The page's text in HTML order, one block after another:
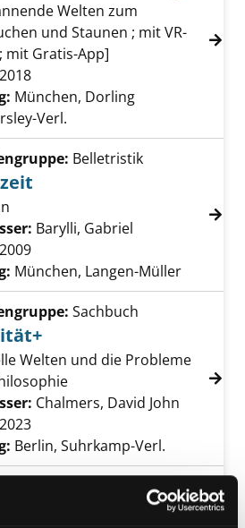
Details von Alles über Virtual
Welten zum
und Staunen ; mit VR-
mit Gratis-App]
nach diesem Verfasser
2018
München, Dorling
Verl.
Details von Echtzeit anzeigen
Belletristik
Barylli, Gabriel
2009
München, Langen-Müller
Details von Realität+ anzeigen
Sachbuch
Welten und die Probleme
Chalmers, David John
2023
Berlin, Suhrkamp-Verl.